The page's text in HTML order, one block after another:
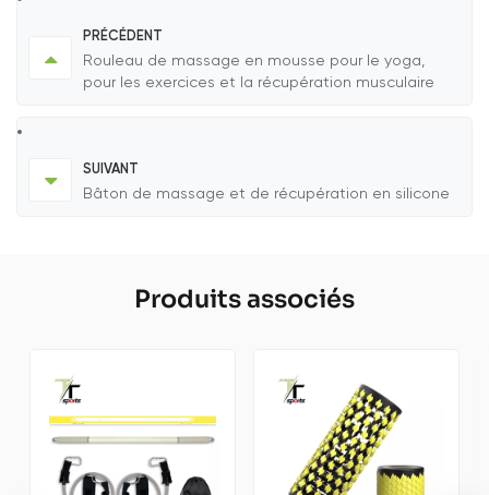
PRÉCÉDENT
Rouleau de massage en mousse pour le yoga,
pour les exercices et la récupération musculaire
SUIVANT
Bâton de massage et de récupération en silicone
Produits associés